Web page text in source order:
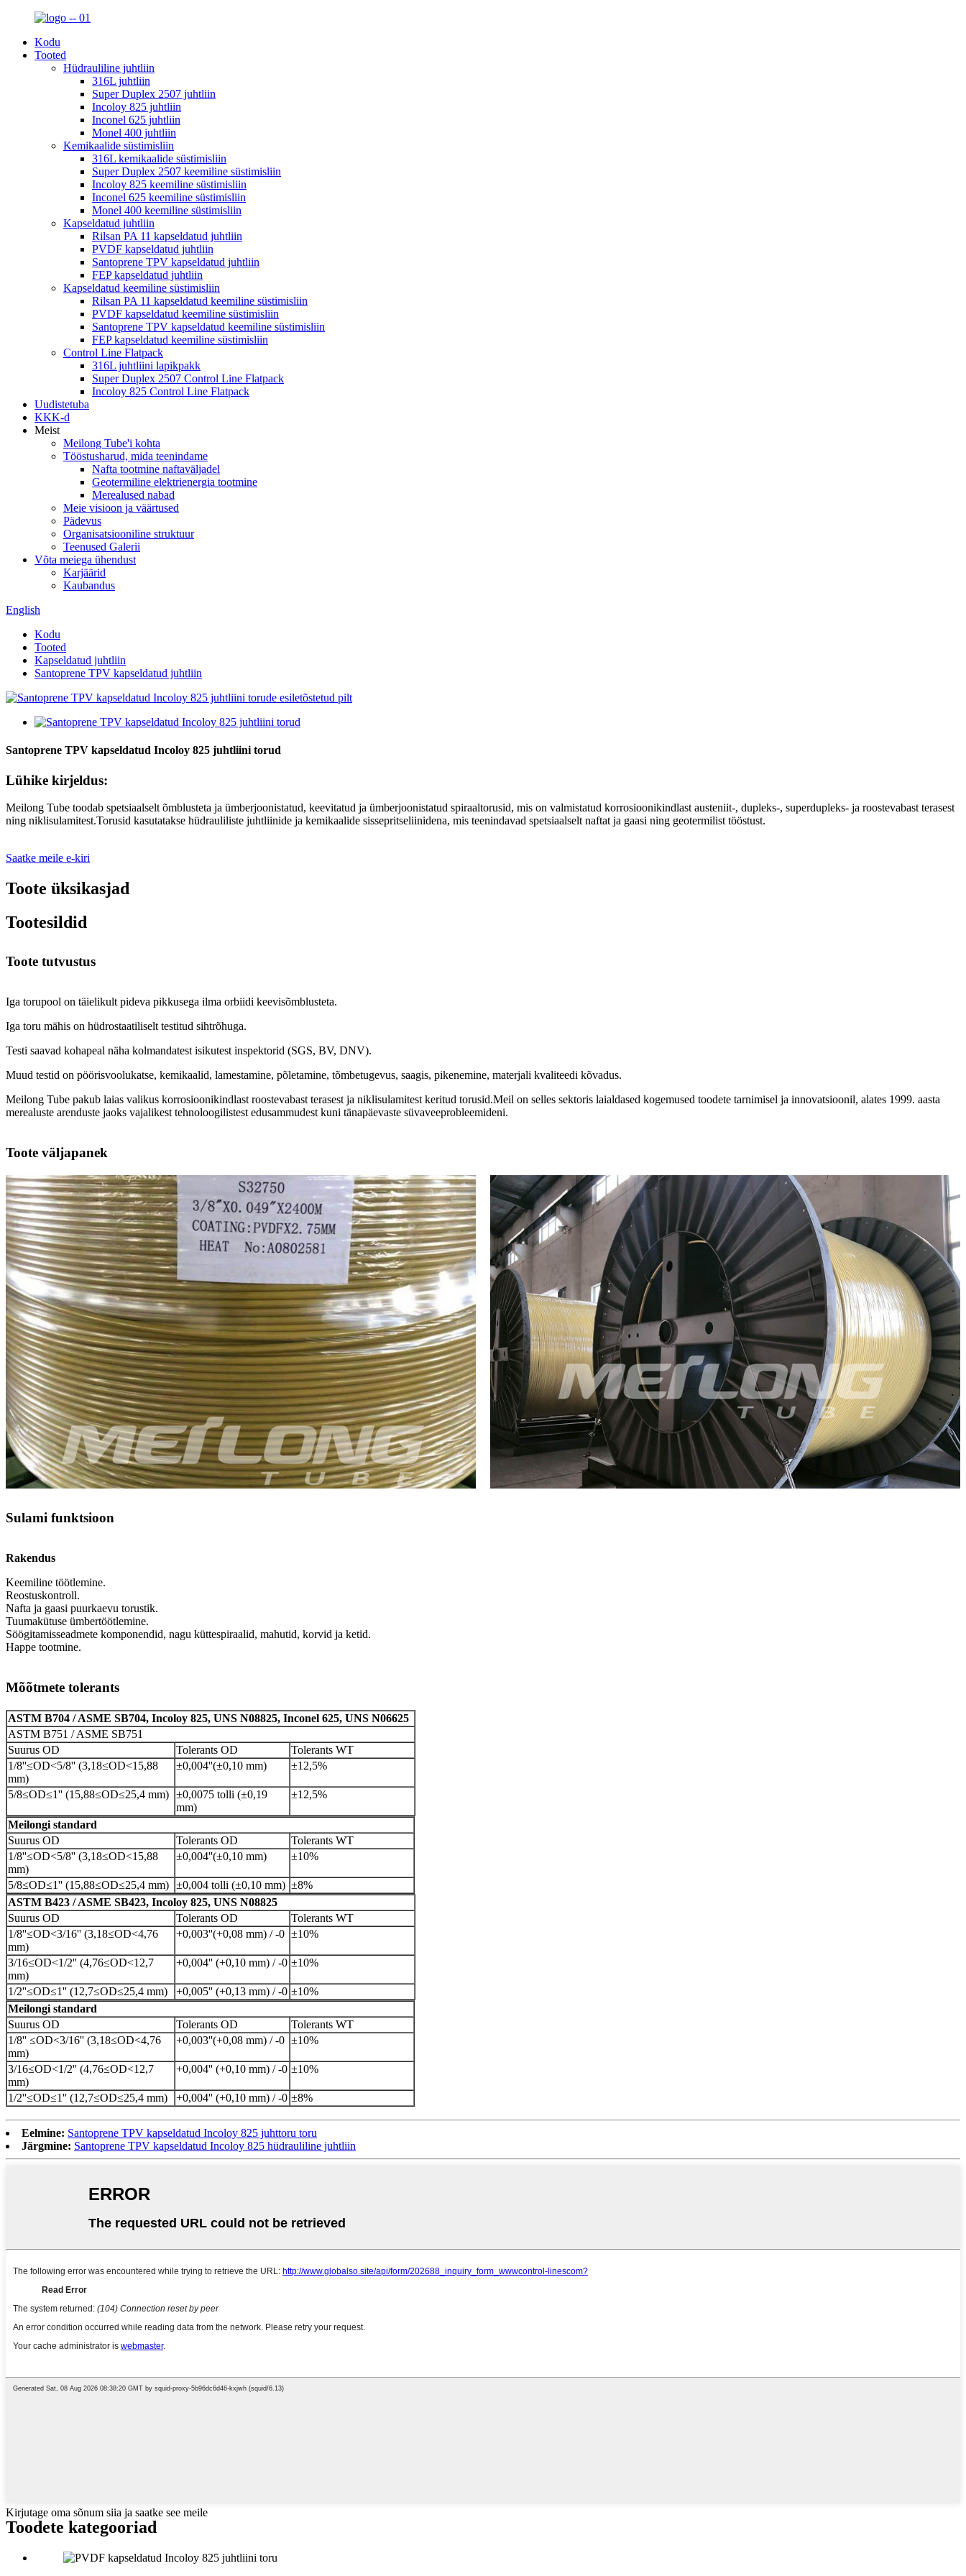
Kodu
Tooted
Hüdrauliline juhtliin
316L juhtliin
Super Duplex 2507 juhtliin
Incoloy 825 juhtliin
Inconel 625 juhtliin
Monel 400 juhtliin
Kemikaalide süstimisliin
316L kemikaalide süstimisliin
Super Duplex 2507 keemiline süstimisliin
Incoloy 825 keemiline süstimisliin
Inconel 625 keemiline süstimisliin
Monel 400 keemiline süstimisliin
Kapseldatud juhtliin
Rilsan PA 11 kapseldatud juhtliin
PVDF kapseldatud juhtliin
Santoprene TPV kapseldatud juhtliin
FEP kapseldatud juhtliin
Kapseldatud keemiline süstimisliin
Rilsan PA 11 kapseldatud keemiline süstimisliin
PVDF kapseldatud keemiline süstimisliin
Santoprene TPV kapseldatud keemiline süstimisliin
FEP kapseldatud keemiline süstimisliin
Control Line Flatpack
316L juhtliini lapikpakk
Super Duplex 2507 Control Line Flatpack
Incoloy 825 Control Line Flatpack
Uudistetuba
KKK-d
Meist
Meilong Tube'i kohta
Tööstusharud, mida teenindame
Nafta tootmine naftaväljadel
Geotermiline elektrienergia tootmine
Merealused nabad
Meie visioon ja väärtused
Pädevus
Organisatsiooniline struktuur
Teenused Galerii
Võta meiega ühendust
Karjäärid
Kaubandus
English
Kodu
Tooted
Kapseldatud juhtliin
Santoprene TPV kapseldatud juhtliin
Santoprene TPV kapseldatud Incoloy 825 juhtliini torud
Lühike kirjeldus:
Meilong Tube toodab spetsiaalselt õmblusteta ja ümberjoonistatud, keevitatud ja ümberjoonistatud spiraaltorusid, mis on valmistatud korrosioonikindlast austeniit-, dupleks-, superdupleks- ja roostevabast terasest
ning niklisulamitest.Torusid kasutatakse hüdrauliliste juhtliinide ja kemikaalide sissepritseliinidena, mis teenindavad spetsiaalselt naftat ja gaasi ning geotermilist tööstust.
Saatke meile e-kiri
Toote üksikasjad
Tootesildid
Toote tutvustus
Iga torupool on täielikult pideva pikkusega ilma orbiidi keevisõmblusteta.
Iga toru mähis on hüdrostaatiliselt testitud sihtrõhuga.
Testi saavad kohapeal näha kolmandatest isikutest inspektorid (SGS, BV, DNV).
Muud testid on pöörisvoolukatse, kemikaalid, lamestamine, põletamine, tõmbetugevus, saagis, pikenemine, materjali kvaliteedi kõvadus.
Meilong Tube pakub laias valikus korrosioonikindlast roostevabast terasest ja niklisulamitest keritud torusid.Meil on selles sektoris laialdased kogemused toodete tarnimisel ja innovatsioonil, alates 1999. aasta
merealuste arenduste jaoks vajalikest tehnoloogilistest edusammudest kuni tänapäevaste süvaveeprobleemideni.
Toote väljapanek
Sulami funktsioon
Rakendus
Keemiline töötlemine.
Reostuskontroll.
Nafta ja gaasi puurkaevu torustik.
Tuumakütuse ümbertöötlemine.
Söögitamisseadmete komponendid, nagu küttespiraalid, mahutid, korvid ja ketid.
Happe tootmine.
Mõõtmete tolerants
ASTM B704 / ASME SB704, Incoloy 825, UNS N08825, Inconel 625, UNS N06625
ASTM B751 / ASME SB751
Suurus OD
Tolerants OD
Tolerants WT
1/8''≤OD<5/8'' (3,18≤OD<15,88
mm)
±0,004''(±0,10 mm) ±12,5%
5/8≤OD≤1'' (15,88≤OD≤25,4 mm) ±0,0075 tolli (±0,19
mm)
±12,5%
Meilongi standard
Suurus OD
Tolerants OD
Tolerants WT
1/8''≤OD<5/8'' (3,18≤OD<15,88
mm)
±0,004''(±0,10 mm) ±10%
5/8≤OD≤1'' (15,88≤OD≤25,4 mm) ±0,004 tolli (±0,10 mm) ±8%
ASTM B423 / ASME SB423, Incoloy 825, UNS N08825
Suurus OD
Tolerants OD
Tolerants WT
1/8''≤OD<3/16'' (3,18≤OD<4,76
mm)
+0,003''(+0,08 mm) / -0 ±10%
3/16≤OD<1/2'' (4,76≤OD<12,7
mm)
+0,004'' (+0,10 mm) / -0 ±10%
1/2''≤OD≤1'' (12,7≤OD≤25,4 mm) +0,005'' (+0,13 mm) / -0 ±10%
Meilongi standard
Suurus OD
Tolerants OD
Tolerants WT
1/8'' ≤OD<3/16'' (3,18≤OD<4,76
mm)
+0,003''(+0,08 mm) / -0 ±10%
3/16≤OD<1/2'' (4,76≤OD<12,7
mm)
+0,004'' (+0,10 mm) / -0 ±10%
1/2''≤OD≤1'' (12,7≤OD≤25,4 mm) +0,004'' (+0,10 mm) / -0 ±8%
Eelmine: Santoprene TPV kapseldatud Incoloy 825 juhttoru toru
Järgmine: Santoprene TPV kapseldatud Incoloy 825 hüdrauliline juhtliin
Kirjutage oma sõnum siia ja saatke see meile
Toodete kategooriad